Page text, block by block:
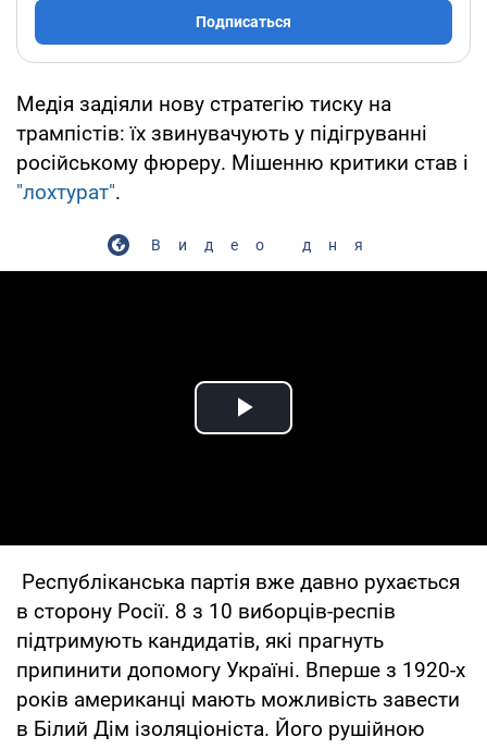
Подписаться
Медія задіяли нову стратегію тиску на
трампістів: їх звинувачують у підігруванні
російському фюреру. Мішенню критики став і
"лохтурат".
Видео дня
Play Video
Республіканська партія вже давно рухається
в сторону Росії. 8 з 10 виборців-респів
підтримують кандидатів, які прагнуть
припинити допомогу Україні. Вперше з 1920-х
років американці мають можливість завести
в Білий Дім ізоляціоніста. Його рушійною